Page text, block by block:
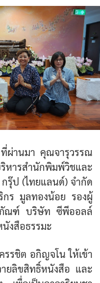
ผ่านมา คุณจารุวรรณ
ารสำนักพิมพ์วิชและ
รุ๊ป (ไทยแลนด์) จำกัด
ร มูลทองน้อย รองผู้
ภัณฑ์ บริษัท ซีพีออลล์
งสือธรรมะ
รรชิต อกิญจโน ให้เข้า
ยลิขสิทธิ์หนังสือ และ